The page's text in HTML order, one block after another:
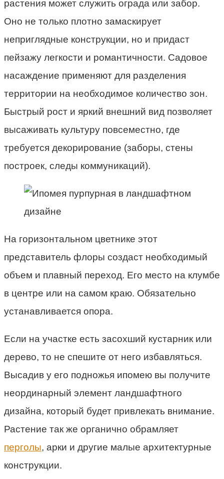
растения может служить ограда или забор.
Оно не только плотно замаскирует
неприглядные конструкции, но и придаст
пейзажу легкости и романтичности. Садовое
насаждение применяют для разделения
территории на необходимое количество зон.
Быстрый рост и яркий внешний вид позволяет
высаживать культуру повсеместно, где
требуется декорирование (заборы, стены
построек, следы коммуникаций).
На горизонтальном цветнике этот
представитель флоры создаст необходимый
объем и плавный переход. Его место на клумбе
в центре или на самом краю. Обязательно
устанавливается опора.
Если на участке есть засохший кустарник или
дерево, то не спешите от него избавляться.
Высадив у его подножья ипомею вы получите
неординарный элемент ландшафтного
дизайна, который будет привлекать внимание.
Растение так же органично обрамляет
перголы, арки и другие малые архитектурные
конструкции.